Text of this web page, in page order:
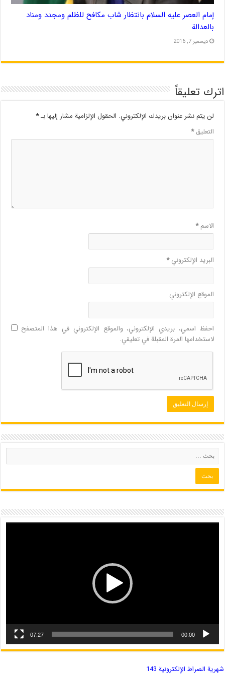
إمام العصر علیه السلام بانتظار شاب مكافح للظلم ومجدد ومناد
بالعدالة
ديسمبر 7, 2016
اترك تعليقاً
لن يتم نشر عنوان بريدك الإلكتروني. الحقول الإلزامية مشار إليها بـ*
التعليق*
الاسم*
البريد الإلكتروني*
الموقع الإلكتروني
احفظ اسمي، بريدي الإلكتروني، والموقع الإلكتروني في هذا المتصفح
لاستخدامها المرة المقبلة في تعليقي.
00:00
07:27
شهریة الصراط الإلكترونية 143